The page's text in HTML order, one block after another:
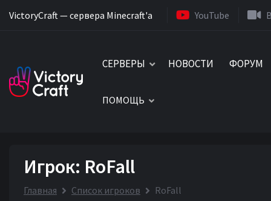
VictoryCraft — сервера Minecraft'a YouTube
СЕРВЕРЫ НОВОСТИ ФОРУМ
ПОМОЩЬ
Игрок: RoFall
Главная Список игроков RoFall